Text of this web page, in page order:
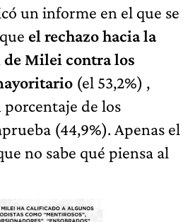
un informe en el que se
el rechazo hacia la
Milei contra los
(el 53,2%) ,
de los
(44,9%). Apenas el
no sabe qué piensa al